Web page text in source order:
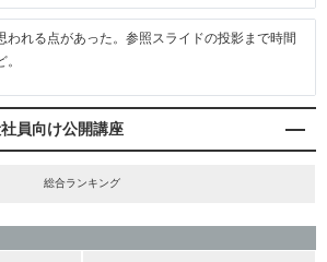
われる点があった。参照スライドの投影まで時間
員向け公開講座
総合ランキング